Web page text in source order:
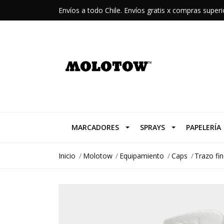
Envíos a todo Chile. Envíos gratis x compras
MARCADORES SPRAYS PAPELERÍA
Inicio Molotow Equipamiento Caps Trazo